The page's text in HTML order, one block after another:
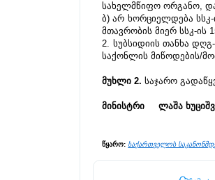
სახელმწიფო ორგანო,
ბ) არ ხორციელდება სსკ-
მთავრობის მიერ სსკ-ის
2. სუბსიდიის თანხა
საქონლის მიწოდების/
მუხლი 2. საჯარო
მინისტრი     ლაშა
წყარო: საქართველოს